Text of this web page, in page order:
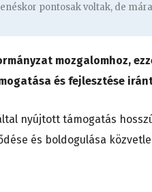
pontosak voltak, de mára
mozgalomhoz,
és fejlesztése
nyújtott támogatás
és boldogulása